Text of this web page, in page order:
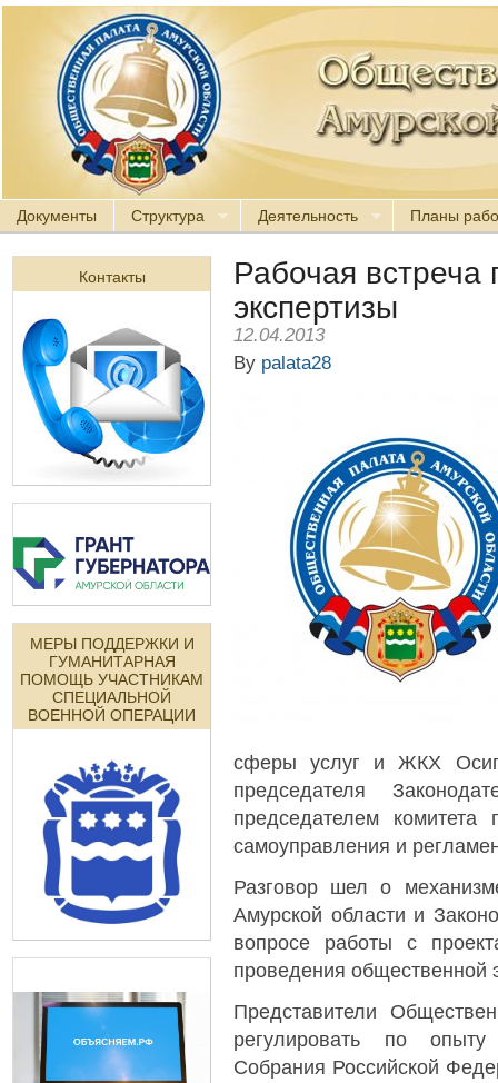
Документы Структура Деятельность Планы
Контакты
МЕРЫ ПОДДЕРЖКИ И
ГУМАНИТАРНАЯ
ПОМОЩЬ УЧАСТНИКАМ
СПЕЦИАЛЬНОЙ
ВОЕННОЙ ОПЕРАЦИИ
Рабочая встреча
экспертизы
12.04.2013
By palata28
сферы услуг и ЖКХ
председателя
председателем комитета
самоуправления и
Разговор шел о
Амурской области и
вопросе работы с
проведения общественной
Представители
регулировать по
Собрания Российской